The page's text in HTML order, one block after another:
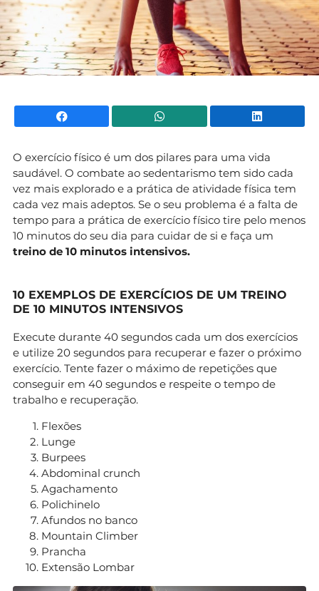
Facebook WhatsApp
O exercício físico é um dos pilares para uma vida
saudável. O combate ao sedentarismo tem sido cada
vez mais explorado e a prática de atividade física tem
cada vez mais adeptos. Se o seu problema é a falta de
tempo para a prática de exercício físico tire pelo menos
10 minutos do seu dia para cuidar de si e faça um
treino de 10 minutos intensivos.
10 EXEMPLOS DE EXERCÍCIOS DE UM TREINO
DE 10 MINUTOS INTENSIVOS
Execute durante 40 segundos cada um dos exercícios
e utilize 20 segundos para recuperar e fazer o próximo
exercício. Tente fazer o máximo de repetições que
conseguir em 40 segundos e respeite o tempo de
trabalho e recuperação.
Flexões
Lunge
Burpees
Abdominal crunch
Agachamento
Polichinelo
Afundos no banco
Mountain Climber
Prancha
Extensão Lombar